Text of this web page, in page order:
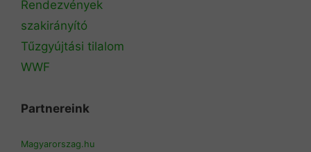
Rendezvények
szakirányító
Tűzgyújtási tilalom
WWF
Partnereink
Magyarorszag.hu